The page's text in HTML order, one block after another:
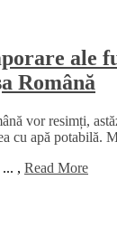
ale
Română
vor resimți,
cu apă potabilă.
... , Read More